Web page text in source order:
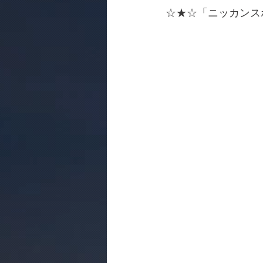
☆★☆「ニッカン